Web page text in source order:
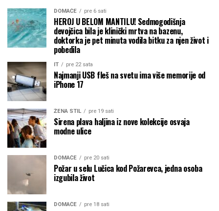
DOMAĆE pre 6 sati
HEROJ U BELOM MANTILU! Sedmogodišnja
devojčica bila je klinički mrtva na bazenu,
doktorka je pet minuta vodila bitku za njen život i
pobedila
IT pre 22 sata
Najmanji USB fleš na svetu ima više memorije od
iPhone 17
ŽENA STIL pre 19 sati
Sirena plava haljina iz nove kolekcije osvaja
modne ulice
DOMAĆE pre 20 sati
Požar u selu Lučica kod Požarevca, jedna osoba
izgubila život
DOMAĆE pre 18 sati